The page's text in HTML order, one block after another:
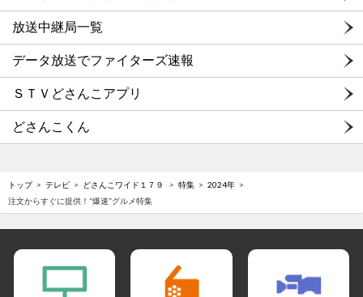
放送中継局一覧
データ放送でファイターズ速報
ＳＴＶどさんこアプリ
どさんこくん
トップ テレビ どさんこワイド１７９ 特集
2024年
注文からすぐに提供！“爆速”グルメ特集